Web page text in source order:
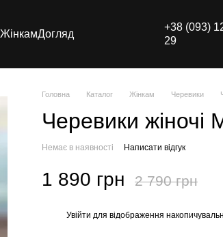
ЖінкамДогляд
+38 (093)
29
Головна Каталог Жінкам Черевики
Черевики жіночі
Немає в наявності Написати відгук
1 890 грн 2 790 грн
Увійти для відображення